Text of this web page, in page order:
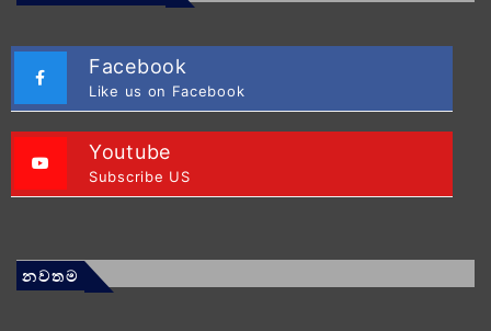
Facebook
Like us on Facebook
Youtube
Subscribe US
නවතම